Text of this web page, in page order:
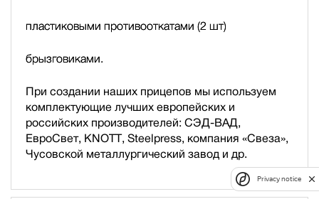
пластиковыми противооткатами (2 шт)
брызговиками.
При создании наших прицепов мы используем
комплектующие лучших европейских и
российских производителей: СЭД-ВАД,
ЕвроСвет, KNOTT, Steelpress, компания «Свеза»,
Чусовской металлургический завод и др.
Privacy notice